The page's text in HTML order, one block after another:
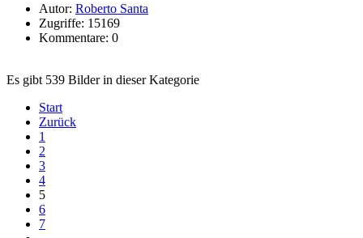
Autor: Roberto Santa
Zugriffe: 15169
Kommentare: 0
Es gibt 539 Bilder in dieser Kategorie
Start
Zurück
1
2
3
4
5
6
7